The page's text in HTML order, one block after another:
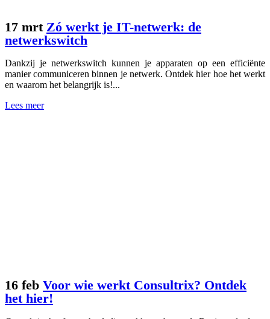
17 mrt Zó werkt je IT-netwerk: de
netwerkswitch
Dankzij je netwerkswitch kunnen je apparaten op een efficiënte
manier communiceren binnen je netwerk. Ontdek hier hoe het werkt
en waarom het belangrijk is!...
Lees meer
16 feb Voor wie werkt Consultrix? Ontdek
het hier!